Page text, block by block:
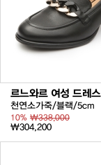
르느와르 여성 드레스
천연소가죽/블랙/5cm
10% ₩338,000
₩304,200